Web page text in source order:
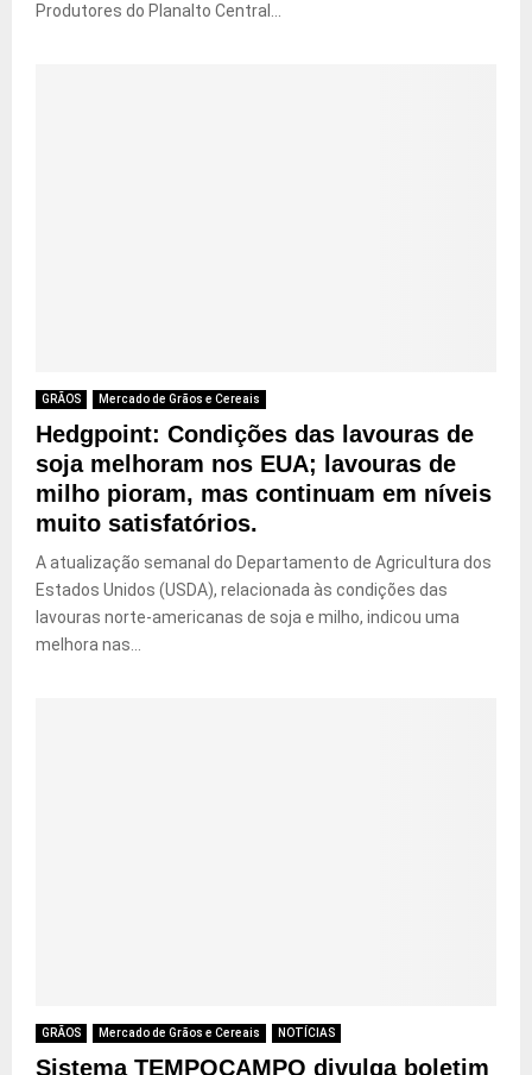
Produtores do Planalto Central...
GRÃOS Mercado de Grãos e Cereais
Hedgpoint: Condições das lavouras de
soja melhoram nos EUA; lavouras de
milho pioram, mas continuam em níveis
muito satisfatórios.
A atualização semanal do Departamento de Agricultura dos
Estados Unidos (USDA), relacionada às condições das
lavouras norte-americanas de soja e milho, indicou uma
melhora nas...
GRÃOS Mercado de Grãos e Cereais NOTÍCIAS
Sistema TEMPOCAMPO divulga boletim